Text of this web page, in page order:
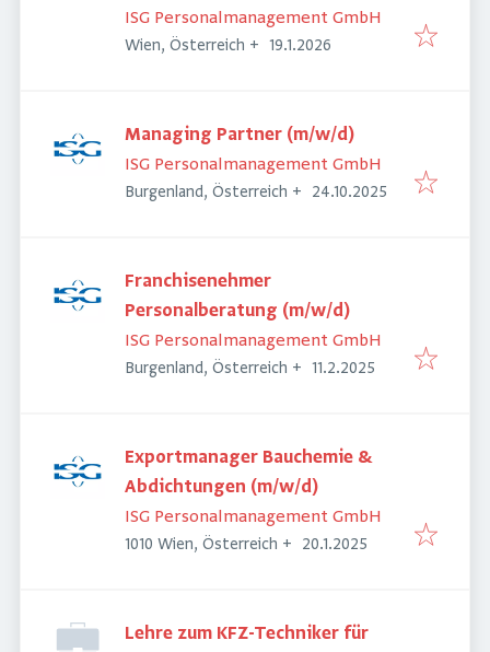
ISG Personalmanagement GmbH
Wien, Österreich + Veröffentlicht
19.1.2026
Managing Partner (m/w/d)
ISG Personalmanagement GmbH
Burgenland, Österreich + Veröffentlicht
24.10.2025
Franchisenehmer
Personalberatung (m/w/d)
ISG Personalmanagement GmbH
Burgenland, Österreich + Veröffentlicht
11.2.2025
Exportmanager Bauchemie &
Abdichtungen (m/w/d)
ISG Personalmanagement GmbH
1010 Wien, Österreich + Veröffentlicht
20.1.2025
Lehre zum KFZ-Techniker für